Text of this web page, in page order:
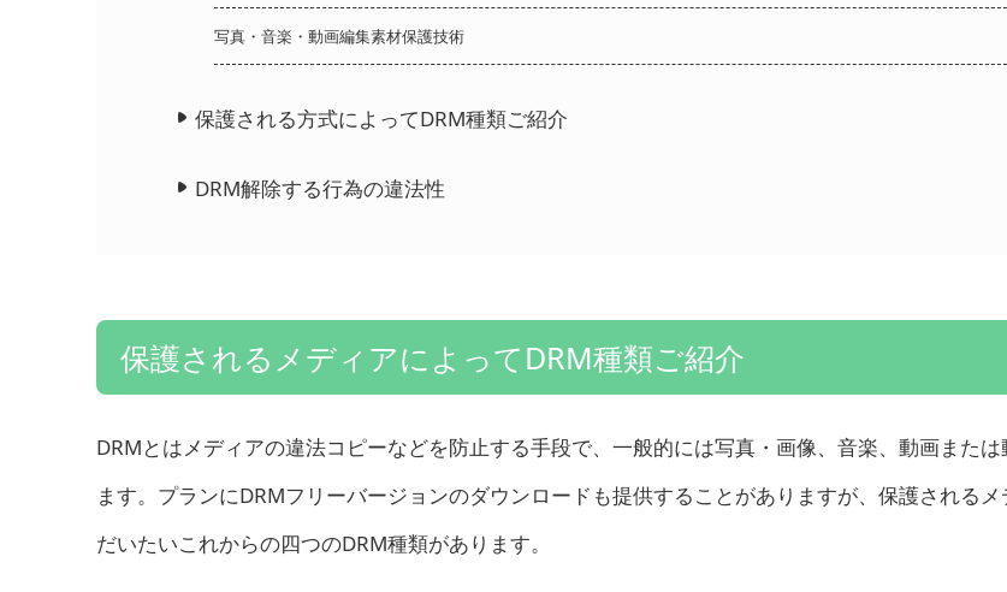
写真・音楽・動画編集素材保護技術
保護される方式によってDRM種類ご紹介
DRM解除する行為の違法性
保護されるメディアによってDRM種類ご紹介
DRMとはメディアの違法コピーなどを防止する手段で、一般的には写真・画像、音楽、動画または
ます。プランにDRMフリーバージョンのダウンロードも提供することがありますが、保護されるメ
だいたいこれからの四つのDRM種類があります。